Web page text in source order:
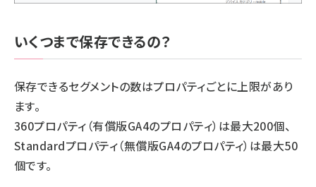
いくつまで保存できるの？
保存できるセグメントの数はプロパティごとに上限があり
ます。
360プロパティ（有償版GA4のプロパティ）は最大200個、
Standardプロパティ（無償版GA4のプロパティ）は最大50
個です。